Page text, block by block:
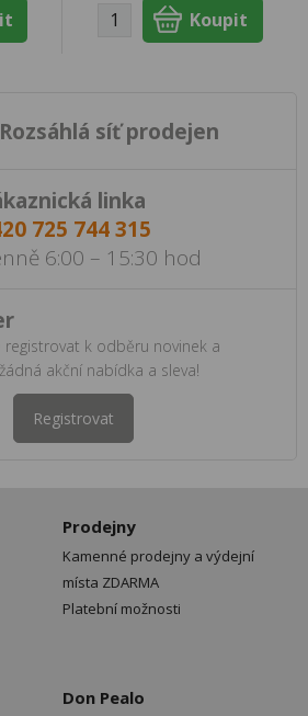
Rozsáhlá síť prodejen
linka
725 744 315
6:00 – 15:30 hod
k odběru novinek a
akční nabídka a sleva!
Registrovat
Prodejny
Kamenné prodejny a výdejní
místa ZDARMA
Platební možnosti
Don Pealo